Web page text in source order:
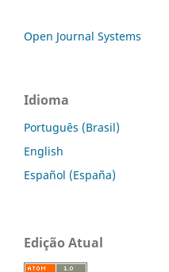
Open Journal Systems
Idioma
Português (Brasil)
English
Español (España)
Edição Atual